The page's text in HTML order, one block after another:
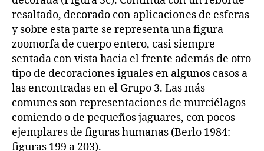
resaltado, decorado con aplicaciones de esferas
y sobre esta parte se representa una figura
zoomorfa de cuerpo entero, casi siempre
sentada con vista hacia el frente además de otro
tipo de decoraciones iguales en algunos casos a
las encontradas en el Grupo 3. Las más
comunes son representaciones de murciélagos
comiendo o de pequeños jaguares, con pocos
ejemplares de figuras humanas (Berlo 1984:
figuras 199 a 203).